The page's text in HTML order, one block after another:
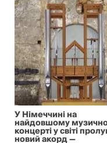
У Німеччині на
найдовшому
концерті у світі
новий акорд —